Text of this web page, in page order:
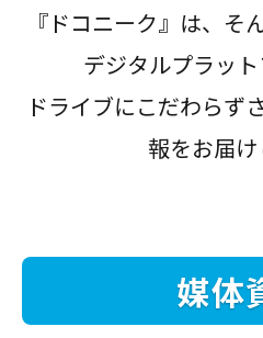
『ドコニーク』は、そ
デジタルプラット
ドライブにこだわらず
報をお届け
媒体